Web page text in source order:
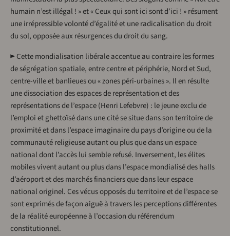
humain n’est illégal ! » et « Ceux qui sont ici sont d’ici ! » résument
une irrépressible volonté d’égalité et une radicalisation du droit
du sol, opposée aux résurgences du droit du sang.
► Cette mondialisation libérale accentue au contraire les formes
de ségrégation spatiale, entre centre et périphérie, Nord et Sud,
centre-ville et banlieues ou « zones péri-urbaines ». Il en résulte
une dissociation des espaces de représentation et des
représentations de l’espace (Henri Lefebvre) : le jeune exclu de
l’emploi et ghettoïsé dans une cité se situe dans son territoire de
proximité et dans l’espace imaginaire du pays d’origine ou de la
communauté religieuse autant ou plus que dans un espace
national dont l’accès lui semble refusé. Inversement, les élites
mobiles vivent autant ou plus dans l’espace mondialisé des halls
d’aéroport et des marchés financiers que dans leur espace
national originel. Ces vécus opposés du territoire et de l’espace se
sont exprimés de façon aiguë à travers les perceptions différentes
de la réalité européenne à l’occasion du référendum
constitutionnel.